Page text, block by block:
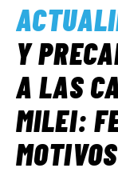
SERVICIOS
INFORMES
FUERA DE
Y
A LAS
MILEI:
MOTIVOS